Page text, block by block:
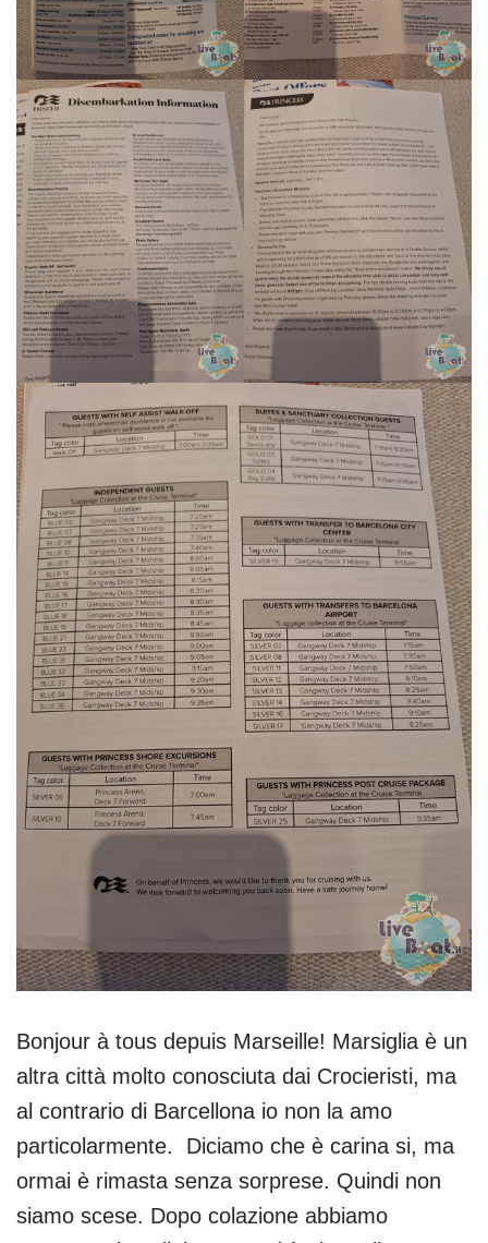
Bonjour à tous depuis Marseille! Marsiglia è un
altra città molto conosciuta dai Crocieristi, ma
al contrario di Barcellona io non la amo
particolarmente. Diciamo che è carina si, ma
ormai è rimasta senza sorprese. Quindi non
siamo scese. Dopo colazione abbiamo